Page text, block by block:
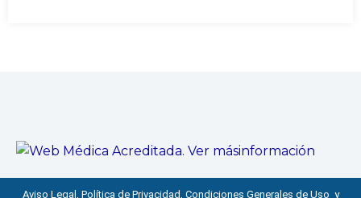
Aviso Legal, Política de Privacidad, Condiciones Generales de Uso y